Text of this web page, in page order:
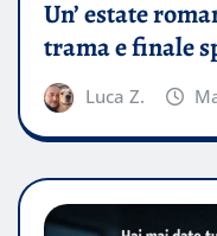
Un’ estate
trama e finale
Luca Z.